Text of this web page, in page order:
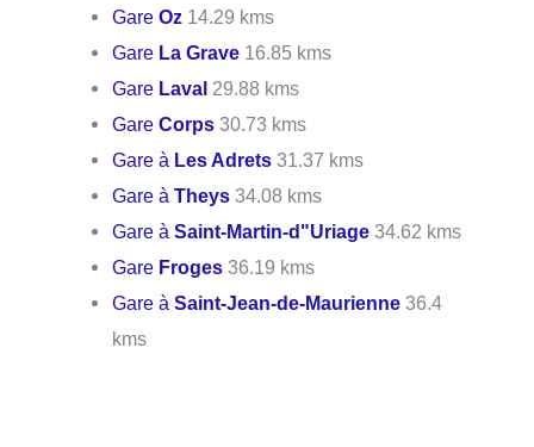
GareOz 14.29 kms
Gare La Grave 16.85 kms
Gare Laval 29.88 kms
GareCorps 30.73 kms
Gare à Les Adrets 31.37 kms
Gare àTheys 34.08 kms
Gare àSaint-Martin-d"Uriage 34.62 kms
Gare Froges 36.19 kms
Gare àSaint-Jean-de-Maurienne 36.4
kms